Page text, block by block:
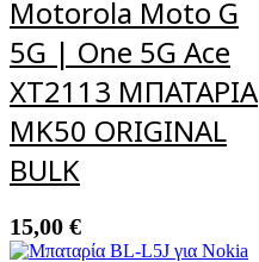
Motorola Moto G
5G | One 5G Ace
XT2113 ΜΠΑΤΑΡΙΑ
MK50 ORIGINAL
BULK
15,00 €